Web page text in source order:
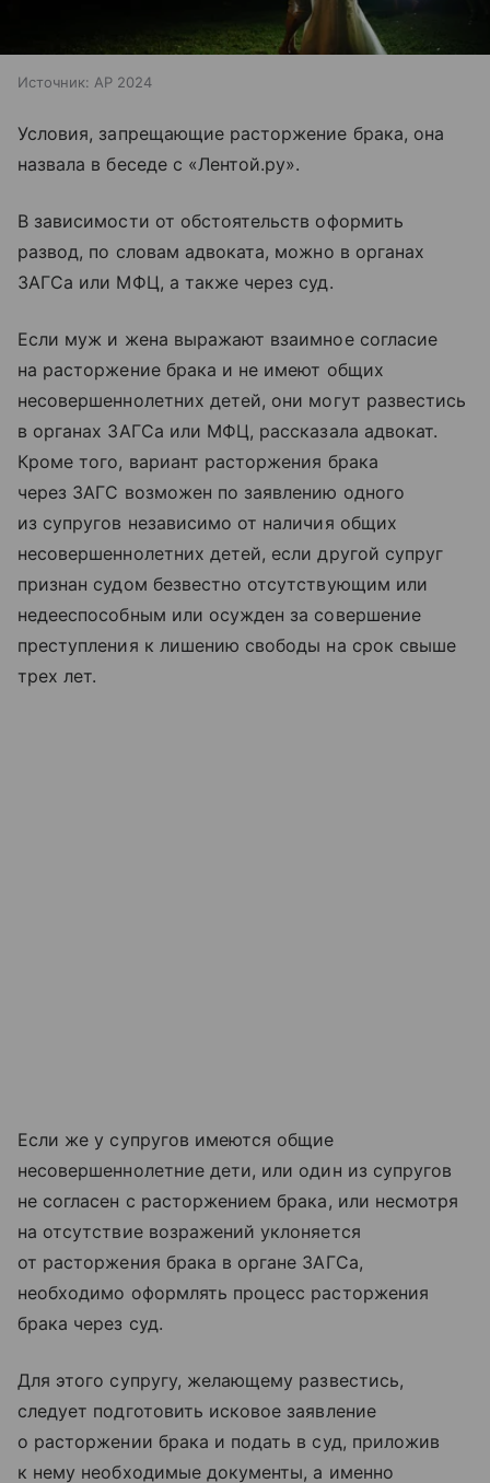
Источник: AP 2024
Условия, запрещающие расторжение брака, она
назвала в беседе с «Лентой.ру».
В зависимости от обстоятельств оформить
развод, по словам адвоката, можно в органах
ЗАГСа или МФЦ, а также через суд.
Если муж и жена выражают взаимное согласие
на расторжение брака и не имеют общих
несовершеннолетних детей, они могут развестись
в органах ЗАГСа или МФЦ, рассказала адвокат.
Кроме того, вариант расторжения брака
через ЗАГС возможен по заявлению одного
из супругов независимо от наличия общих
несовершеннолетних детей, если другой супруг
признан судом безвестно отсутствующим или
недееспособным или осужден за совершение
преступления к лишению свободы на срок свыше
трех лет.
Если же у супругов имеются общие
несовершеннолетние дети, или один из супругов
не согласен с расторжением брака, или несмотря
на отсутствие возражений уклоняется
от расторжения брака в органе ЗАГСа,
необходимо оформлять процесс расторжения
брака через суд.
Для этого супругу, желающему развестись,
следует подготовить исковое заявление
о расторжении брака и подать в суд, приложив
к нему необходимые документы, а именно